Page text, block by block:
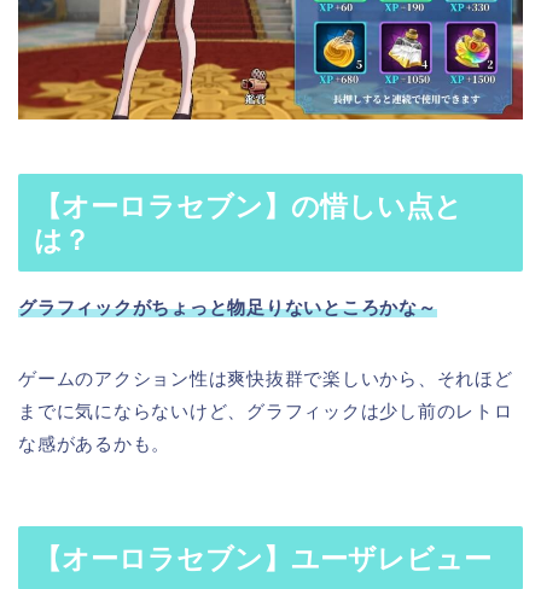
【オーロラセブン】 の惜しい点と
は？
グラフィックがちょっと物足りないところかな～
ゲームのアクション性は爽快抜群で楽しいから、それほど
までに気にならないけど、グラフィックは少し前のレトロ
な感があるかも。
【オーロラセブン】 ユーザレビュー